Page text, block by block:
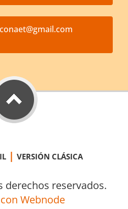
t@gmail.com
| VERSIÓN CLÁSICA
derechos reservados.
Webnode